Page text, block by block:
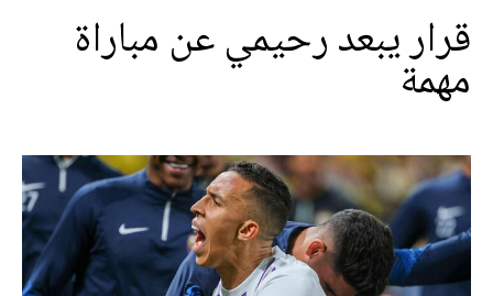
قرار يبعد رحيمي عن مباراة
مهمة